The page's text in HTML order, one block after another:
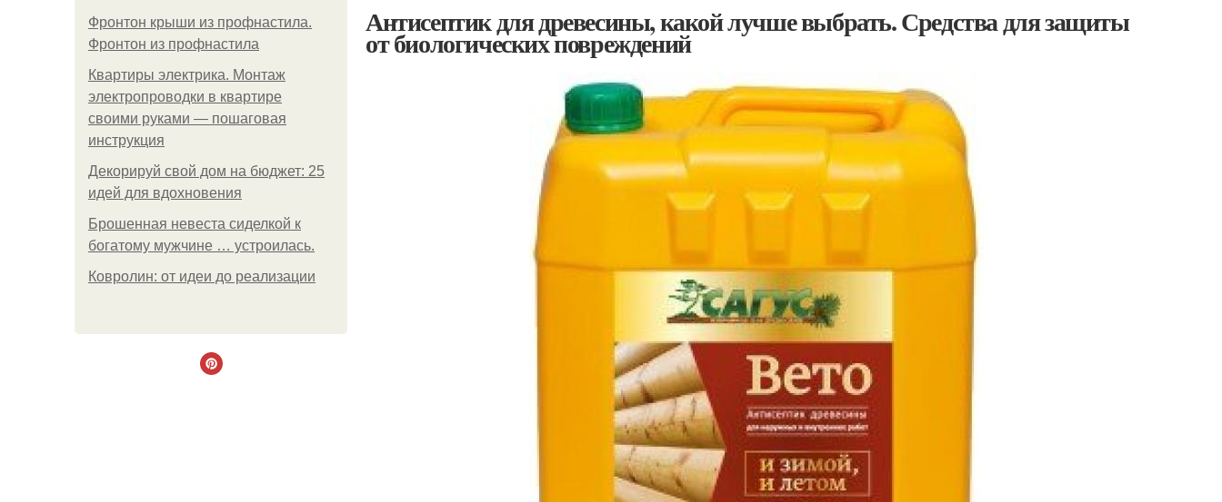
Фронтон крыши из профнастила.
Фронтон из профнастила
Квартиры электрика. Монтаж
электропроводки в квартире
своими руками — пошаговая
инструкция
Декорируй свой дом на бюджет: 25
идей для вдохновения
Брошенная невеста сиделкой к
богатому мужчине … устроилась.
Ковролин: от идеи до реализации
Антисептик для древесины, какой лучше выбрать. Средства для защиты
от биологических повреждений